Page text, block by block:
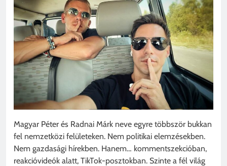
Magyar Péter és Radnai Márk neve egyre többször bukkan
fel nemzetközi felületeken. Nem politikai elemzésekben.
Nem gazdasági hírekben. Hanem… kommentszekcióban,
reakcióvideók alatt, TikTok-posztokban. Szinte a fél világ